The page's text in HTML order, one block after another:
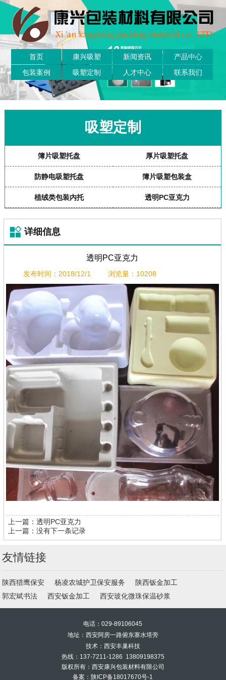
首页 康兴吸塑 新闻资讯
产品中心
包装案例
吸塑定制 人才中心 联系我们
吸塑定制
簿片吸塑托盘 厚片吸塑托盘
防静电吸塑托盘 簿片吸塑包装盒
植绒类包装内托 透明PC亚克力
详细信息
透明PC亚克力
发布时间：2018/12/1 浏览量：10208
上一篇：透明PC亚克力
上一篇：没有下一条记录
友情链接
陕西猎鹰保安 杨凌农城护卫保安服务
陕西钣金加工
郭宏斌书法
西安钣金加工 西安玻化微珠保温砂浆
电话：029-89106045
地址：西安阿房一路俯东寨水塔旁
技术：西安丰巢科技
热线：137-7211-1286 13809198375
版权所有：西安康兴包装材料有限公司
备案： 陕ICP备18017670号-1